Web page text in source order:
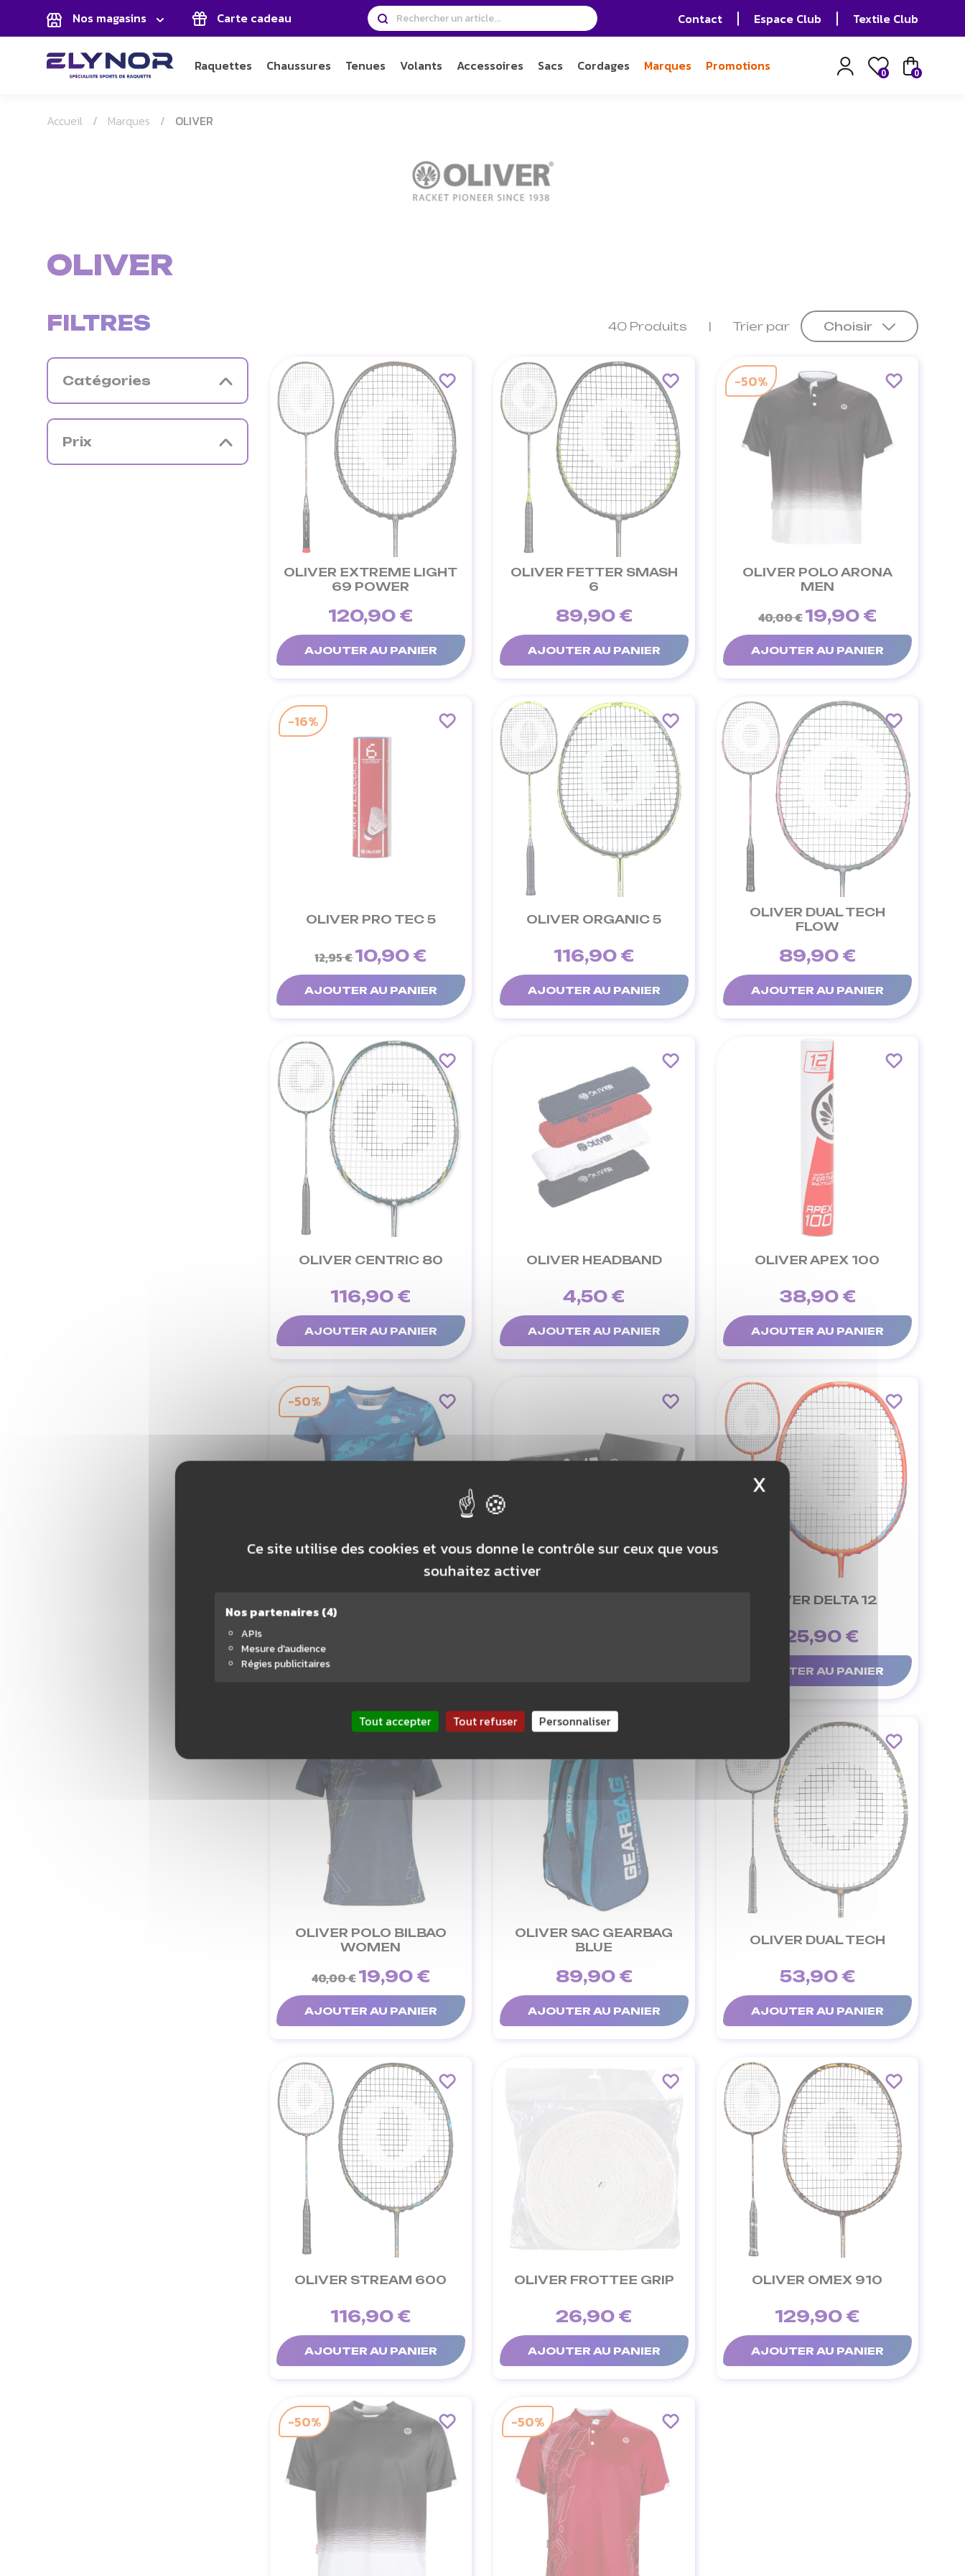
Panneau de gestion des cookies
Ce site utilise des cookies et vous donne le contrôle sur ceux que vous
souhaitez activer
Nos partenaires(4)
APIs
Mesure d'audience
Régies publicitaires
Tout accepter Tout refuser Personnaliser
X Masquer le
Nos magasins Carte cadeau Contact Espace Club Textile Club
Raquettes Chaussures Tenues Volants Accessoires Sacs Cordages Marques Promotions 0 0
Accueil Marques OLIVER
OLIVER
FILTRES
Catégories
Prix
40 Produits Trier par Choisir
OLIVER EXTREME LIGHT
69 POWER
120,90 €
AJOUTER AU PANIER
OLIVER FETTER SMASH
6
89,90 €
AJOUTER AU PANIER
OLIVER POLO ARONA
MEN
40,00 €19,90 €
AJOUTER AU PANIER
-50%
OLIVER PRO TEC 5
12,95 €10,90 €
AJOUTER AU PANIER
-16%
OLIVER ORGANIC 5
116,90 €
AJOUTER AU PANIER
OLIVER DUAL TECH
FLOW
89,90 €
AJOUTER AU PANIER
OLIVER CENTRIC 80
116,90 €
AJOUTER AU PANIER
OLIVER HEADBAND
4,50 €
AJOUTER AU PANIER
OLIVER APEX 100
38,90 €
AJOUTER AU PANIER
AJOUTER AU PANIER
-50%
OLIVER DELTA 12
125,90 €
AJOUTER AU PANIER
OLIVER POLO BILBAO
WOMEN
40,00 €19,90 €
AJOUTER AU PANIER
OLIVER SAC GEARBAG
BLUE
89,90 €
AJOUTER AU PANIER
OLIVER DUAL TECH
53,90 €
AJOUTER AU PANIER
OLIVER STREAM 600
116,90 €
AJOUTER AU PANIER
OLIVER FROTTEE GRIP
26,90 €
AJOUTER AU PANIER
OLIVER OMEX 910
129,90 €
AJOUTER AU PANIER
-50% -50%